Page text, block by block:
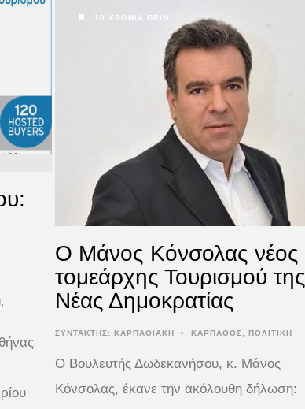
10 ΧΡΌΝΙΑ ΠΡΙΝ
Ο Μάνος Κόνσολας νέος
τομεάρχης Τουρισμού της
Νέας Δημοκρατίας
ΣΥΝΤΆΚΤΗΣ: ΚΑΡΠΑΘΙΑΚΗ • ΚΑΡΠΑΘΟΣ ΠΟΛΙΤΙΚΗ
Ο Βουλευτής Δωδεκανήσου, κ. Μάνος
Κόνσολας, έκανε την ακόλουθη δήλωση: